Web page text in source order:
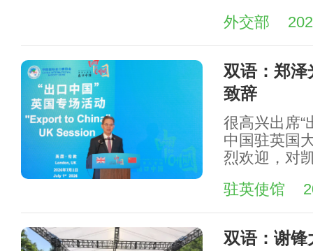
外交部
双语：郑泽
致辞
很高兴出席“
中国驻英国
烈欢迎，对
驻英使馆
双语：谢锋